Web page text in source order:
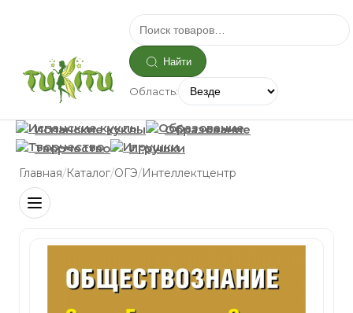
Найти
Область:
Испанские куклы
Образование
Творчество
Игрушки
Главная/Каталог/ОГЭ/Интеллектцентр